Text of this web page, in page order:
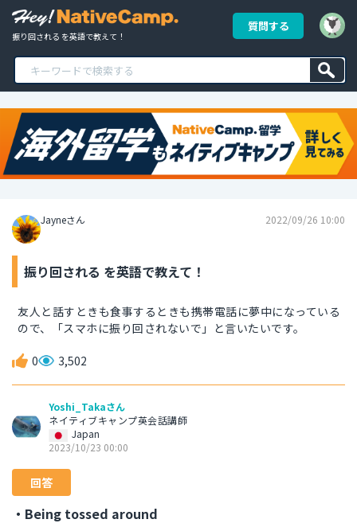
振り回される を英語で教えて！
質問する
Jayneさん 2022/09/26 10:00
振り回される を英語で教えて！
友人と話すときも食事するときも携帯電話に夢中になっている
ので、「スマホに振り回されないで」と言いたいです。
0 3,502
Yoshi_Takaさん
ネイティブキャンプ英会話講師
Japan
2023/10/23 00:00
回答
・Being tossed around